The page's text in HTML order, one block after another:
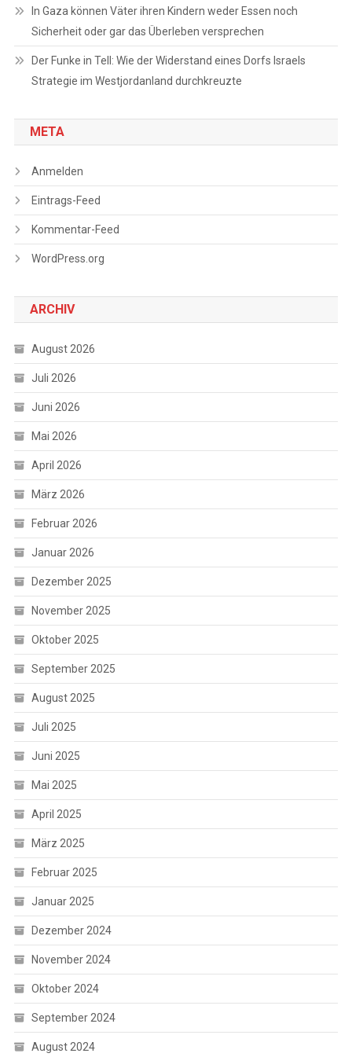
In Gaza können Väter ihren Kindern weder Essen noch
Sicherheit oder gar das Überleben versprechen
Der Funke in Tell: Wie der Widerstand eines Dorfs Israels
Strategie im Westjordanland durchkreuzte
META
Anmelden
Eintrags-Feed
Kommentar-Feed
WordPress.org
ARCHIV
August 2026
Juli 2026
Juni 2026
Mai 2026
April 2026
März 2026
Februar 2026
Januar 2026
Dezember 2025
November 2025
Oktober 2025
September 2025
August 2025
Juli 2025
Juni 2025
Mai 2025
April 2025
März 2025
Februar 2025
Januar 2025
Dezember 2024
November 2024
Oktober 2024
September 2024
August 2024